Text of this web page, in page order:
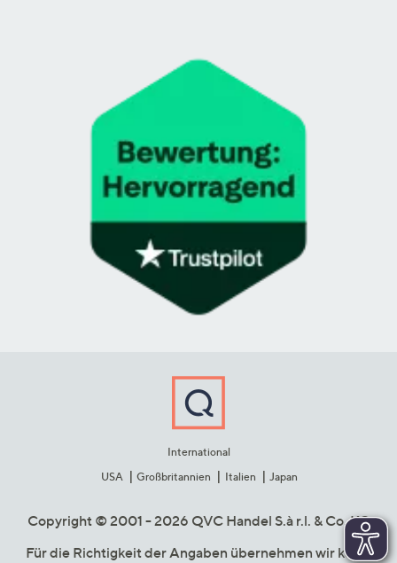
International
USA
Großbritannien Italien Japan
Copyright © 2001 - 2026 QVC Handel S.à r.l. & Co. KG
Für die Richtigkeit der Angaben übernehmen wir keine